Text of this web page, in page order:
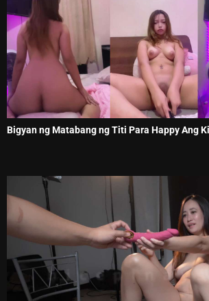
Bigyan ng Matabang ng Titi Para Happy Ang